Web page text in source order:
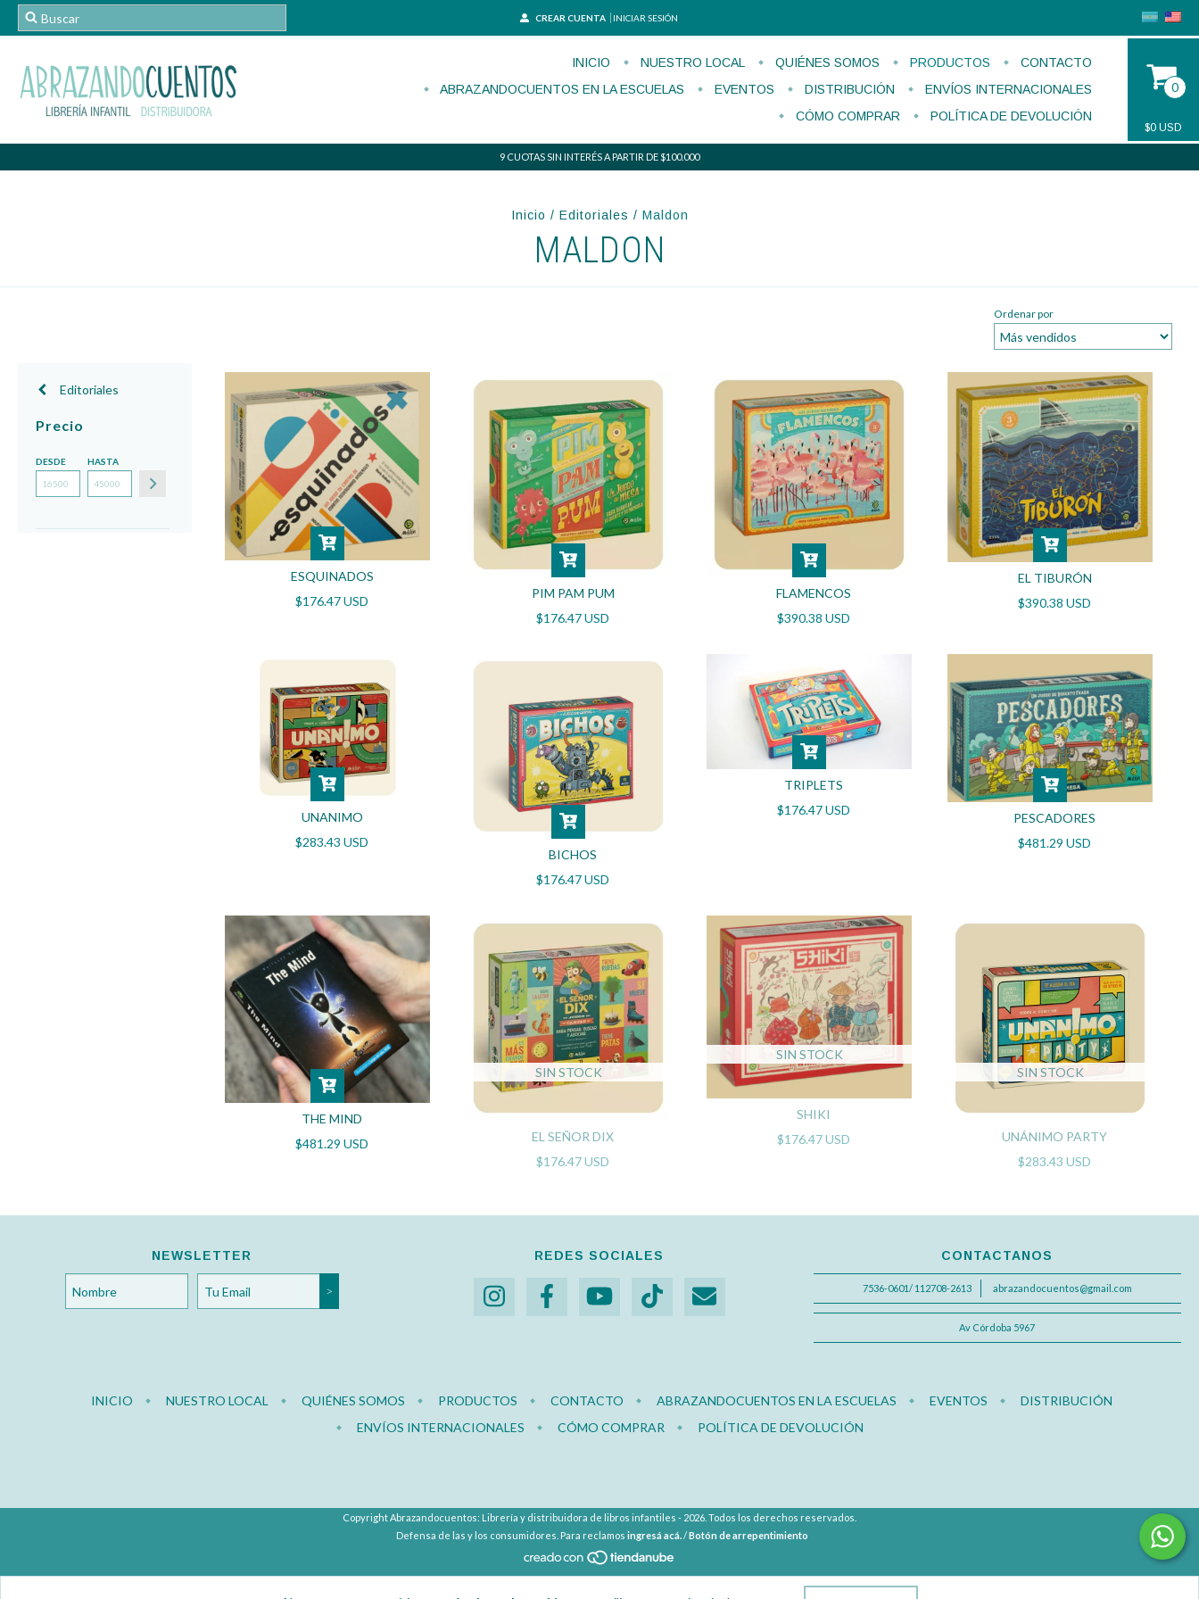
CREAR CUENTA INICIAR SESIÓN
INICIO NUESTRO LOCAL QUIÉNES SOMOS PRODUCTOS
CONTACTO
ABRAZANDOCUENTOS EN LA ESCUELAS
EVENTOS DISTRIBUCIÓN
ENVÍOS INTERNACIONALES
CÓMO COMPRAR
POLÍTICA DE DEVOLUCIÓN
0
$0 USD
9 CUOTAS SIN INTERÉS A PARTIR DE $100.000
Inicio / Editoriales / Maldon
MALDON
Ordenar por
Editoriales
Precio
DESDE HASTA
ESQUINADOS
$176.47 USD
PIM PAM PUM
$176.47 USD
FLAMENCOS
$390.38 USD
EL TIBURÓN
$390.38 USD
UNANIMO
$283.43 USD
BICHOS
$176.47 USD
TRIPLETS
$176.47 USD
PESCADORES
$481.29 USD
THE MIND
$481.29 USD
SIN STOCK
EL SEÑOR DIX
$176.47 USD
SIN STOCK
SHIKI
$176.47 USD
SIN STOCK
UNÁNIMO PARTY
$283.43 USD
NEWSLETTER REDES SOCIALES CONTACTANOS
7536-0601/ 112708-2613 abrazandocuentos@gmail.com
Av Córdoba 5967
INICIO NUESTRO LOCAL QUIÉNES SOMOS PRODUCTOS CONTACTO ABRAZANDOCUENTOS EN LA ESCUELAS EVENTOS
DISTRIBUCIÓN
ENVÍOS INTERNACIONALES
CÓMO COMPRAR POLÍTICA DE DEVOLUCIÓN
Copyright Abrazandocuentos: Librería y distribuidora de libros infantiles - 2026. Todos los derechos reservados.
Defensa de las y los consumidores. Para reclamos ingresá acá./Botón de arrepentimiento